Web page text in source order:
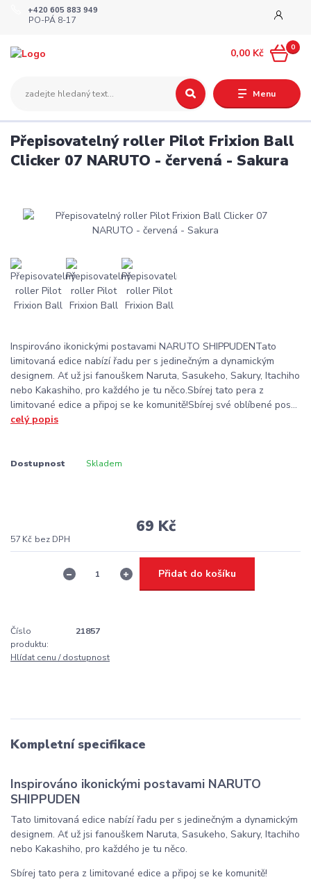
Menu
+420 605 883 949
PO-PÁ 8-17
0
0,00 Kč
Přepisovatelný roller Pilot Frixion Ball
Clicker 07 NARUTO - červená - Sakura
Inspirováno ikonickými postavami NARUTO SHIPPUDENTato
limitovaná edice nabízí řadu per s jedinečným a dynamickým
designem. Ať už jsi fanouškem Naruta, Sasukeho, Sakury, Itachiho
nebo Kakashiho, pro každého je tu něco.Sbírej tato pera z
limitované edice a připoj se ke komunitě!Sbírej své oblíbené pos...
celý popis
Dostupnost Skladem
69 Kč
57 Kč bez DPH
Přidat do košíku
Číslo
produktu:
21857
Hlídat cenu / dostupnost
Kompletní specifikace
Inspirováno ikonickými postavami NARUTO
SHIPPUDEN
Tato limitovaná edice nabízí řadu per s jedinečným a dynamickým
designem. Ať už jsi fanouškem Naruta, Sasukeho, Sakury, Itachiho
nebo Kakashiho, pro každého je tu něco.
Sbírej tato pera z limitované edice a připoj se ke komunitě!